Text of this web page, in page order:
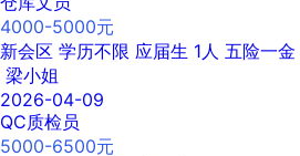
4000-5000元
新会区 学历不限 应届生 1人 五险一金
梁小姐
2026-04-09
QC质检员
5000-6500元